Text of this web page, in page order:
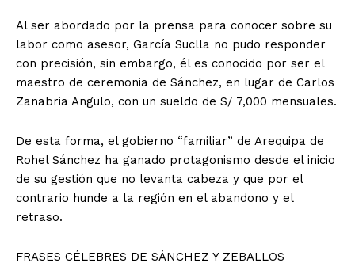
Al ser abordado por la prensa para conocer sobre su
labor como asesor, García Suclla no pudo responder
con precisión, sin embargo, él es conocido por ser el
maestro de ceremonia de Sánchez, en lugar de Carlos
Zanabria Angulo, con un sueldo de S/ 7,000 mensuales.
De esta forma, el gobierno “familiar” de Arequipa de
Rohel Sánchez ha ganado protagonismo desde el inicio
de su gestión que no levanta cabeza y que por el
contrario hunde a la región en el abandono y el
retraso.
FRASES CÉLEBRES DE SÁNCHEZ Y ZEBALLOS